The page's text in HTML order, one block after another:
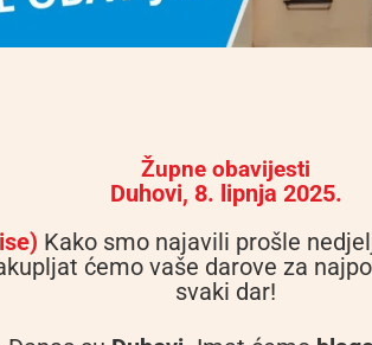
Župne obavijesti
Duhovi, 8. lipnja 2025.
Kako smo najavili prošle
ćemo vaše darove za
svaki dar!